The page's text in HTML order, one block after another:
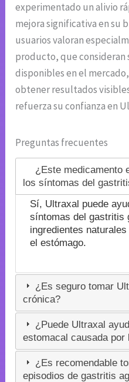
experimentado un alivio
mejora significativa en su
usuarios valoran
producto, que consideran
disponibles en el
obtener resultados
refuerza su confianza en
Preguntas frecuentes
¿Este medicamento
los síntomas del
Sí, Ultraxal puede
síntomas del gastritis
ingredientes
el estómago.
¿Es seguro tomar
crónica?
¿Puede Ultraxal
estomacal causada por
¿Es recomendable
episodios de gastritis